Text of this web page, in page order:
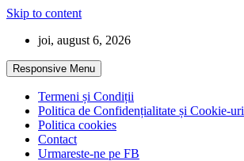
Skip to content
joi, august 6, 2026
Responsive Menu
Termeni și Condiții
Politica de Confidențialitate și Cookie-uri
Politica cookies
Contact
Urmareste-ne pe FB